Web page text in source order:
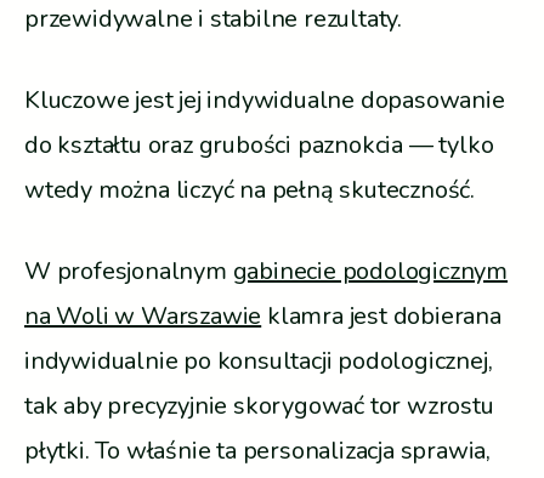
przewidywalne i stabilne rezultaty.
Kluczowe jest jej indywidualne dopasowanie
do kształtu oraz grubości paznokcia — tylko
wtedy można liczyć na pełną skuteczność.
W profesjonalnym gabinecie podologicznym
na Woli w Warszawie klamra jest dobierana
indywidualnie po konsultacji podologicznej,
tak aby precyzyjnie skorygować tor wzrostu
płytki. To właśnie ta personalizacja sprawia,